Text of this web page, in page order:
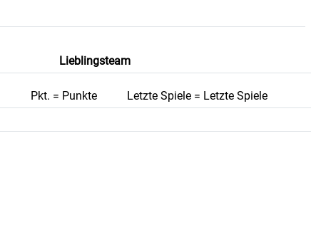
Lieblingsteam
Pkt. = Punkte Letzte Spiele = Letzte Spiele